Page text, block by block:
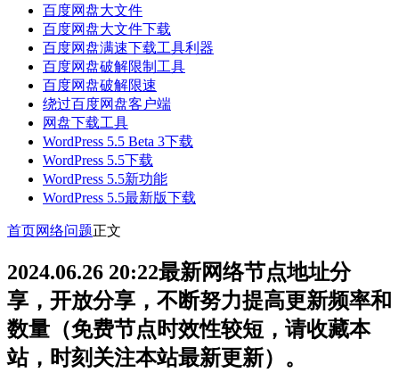
百度网盘大文件
百度网盘大文件下载
百度网盘满速下载工具利器
百度网盘破解限制工具
百度网盘破解限速
绕过百度网盘客户端
网盘下载工具
WordPress 5.5 Beta 3下载
WordPress 5.5下载
WordPress 5.5新功能
WordPress 5.5最新版下载
首页网络问题正文
2024.06.26 20:22最新网络节点地址分
享，开放分享，不断努力提高更新频率和
数量（免费节点时效性较短，请收藏本
站，时刻关注本站最新更新）。